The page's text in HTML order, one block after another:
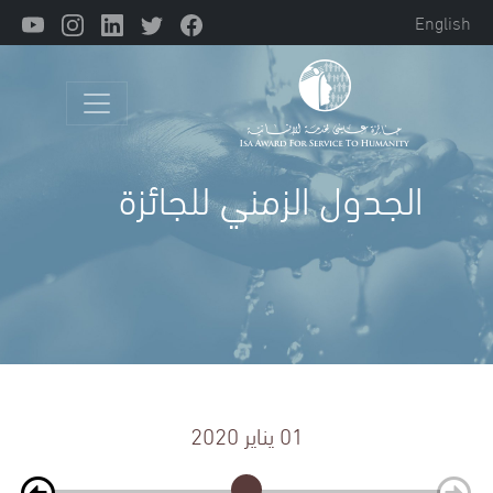
Skip
to
English
Main Navigation
الجدول الزمني للجائزة
01 يناير 2020